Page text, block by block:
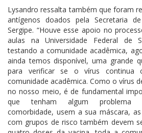
Lysandro ressalta também que foram
antígenos doados pela Secretaria
Sergipe. “Houve esse apoio no
aulas na Universidade Federal de
testando a comunidade acadêmica,
ainda temos disponível, uma grande
para verificar se o vírus continua
comunidade acadêmica. Como o vírus
no nosso meio, é de fundamental
que tenham algum problema
comorbidade, usem a sua máscara,
com grupos de risco também devem